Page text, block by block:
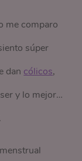
me comparo
súper
dan cólicos,
y lo mejor…